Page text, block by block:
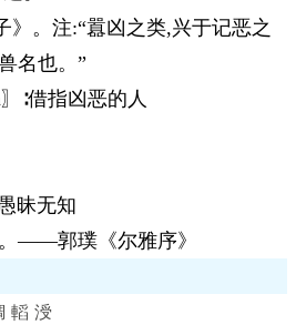
。注:“囂凶之类,兴于记恶之
名也。”
〗∶借指凶恶的人
昧无知
——郭璞《尔雅序》
轁 涭